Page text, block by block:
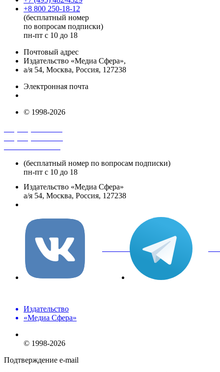
+8 800 250-18-12
(бесплатный номер
по вопросам подписки)
пн-пт с 10 до 18
Почтовый адрес
Издательство «Медиа Сфера»,
а/я 54, Москва, Россия, 127238
Электронная почта
© 1998-2026
(бесплатный номер по вопросам подписки)
пн-пт с 10 до 18
Издательство «Медиа Сфера»
а/я 54, Москва, Россия, 127238
вКонтакте
Издательство
«Медиа Сфера»
© 1998-2026
Подтверждение e-mail